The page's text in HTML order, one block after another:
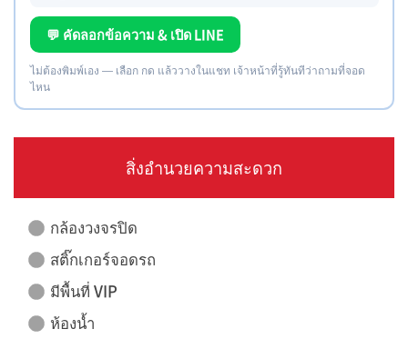
💬 คัดลอกข้อความ & เปิด LINE
ไม่ต้องพิมพ์เอง — เลือก กด แล้ววางในแชท เจ้าหน้าที่รู้ทันทีว่าถามที่จอด
ไหน
สิ่งอำนวยความสะดวก
กล้องวงจรปิด
สติ๊กเกอร์จอดรถ
มีพื้นที่ VIP
ห้องน้ำ